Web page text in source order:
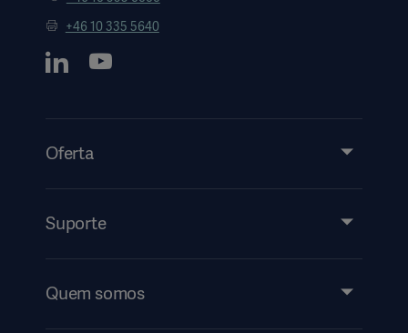
+46 10 335 5640
Oferta
Assistência técnica
Suporte
Eventos
Quem somos